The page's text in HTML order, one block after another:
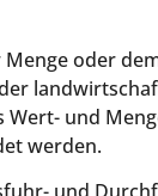
oder
und
werden.